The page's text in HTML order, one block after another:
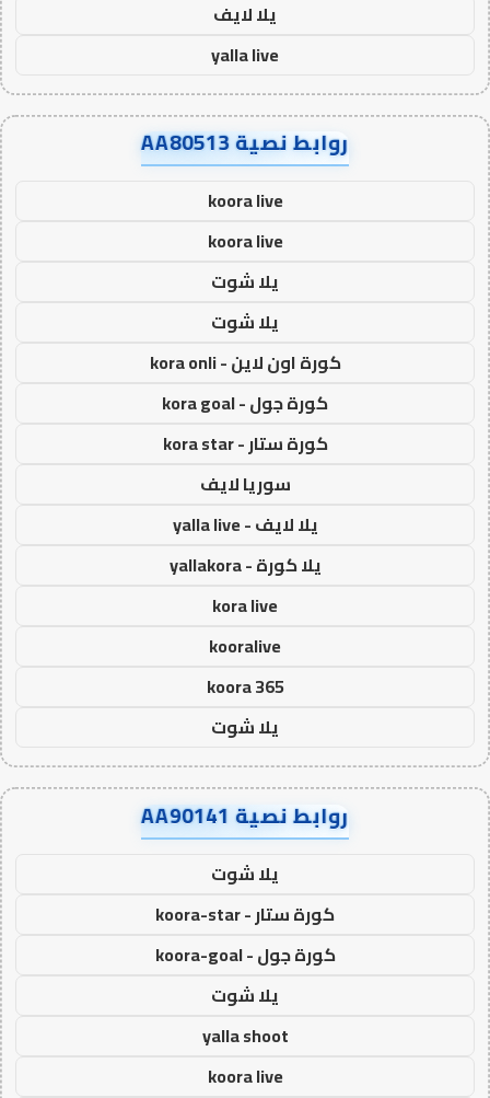
يلا لايف
yalla live
روابط نصية AA80513
koora live
koora live
يلا شوت
يلا شوت
كورة اون لاين - kora onli
كورة جول - kora goal
كورة ستار - kora star
سوريا لايف
يلا لايف - yalla live
يلا كورة - yallakora
kora live
kooralive
koora 365
يلا شوت
روابط نصية AA90141
يلا شوت
كورة ستار - koora-star
كورة جول - koora-goal
يلا شوت
yalla shoot
koora live